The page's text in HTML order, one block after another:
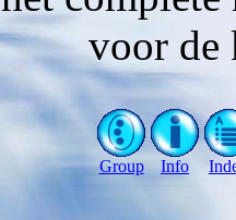
voor de
Group Info